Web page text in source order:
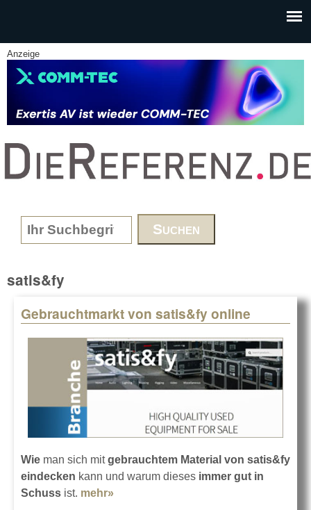
Anzeige
www.DieReferenz.de
Search form
satis&fy
Gebrauchtmarkt von satis&fy online
Wie man sich mitgebrauchtem Material von satis&fy
eindecken kann und warum dieses immer gut in
Schuss ist. mehr»
Pages